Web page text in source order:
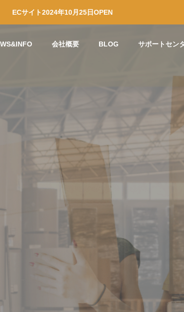
ECサイト2024年10月25日OPEN
会社概要 BLOG サポートセン
ダンボールによる災害関連商
品の将来性
の空間を、手軽に
に組み立てられ、どこでもあなたらしい空間
オフィス、災害時まで、多様なニーズに応
可能な選択肢で、暮らしに新しい価値をプラ